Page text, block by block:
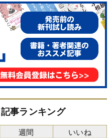
事ランキング
週間 いいね